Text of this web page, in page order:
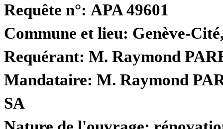
Requête n°: APA 49601
Commune et lieu: Genève-
Requérant: M. Raymond
Mandataire: M. Raymond
SA